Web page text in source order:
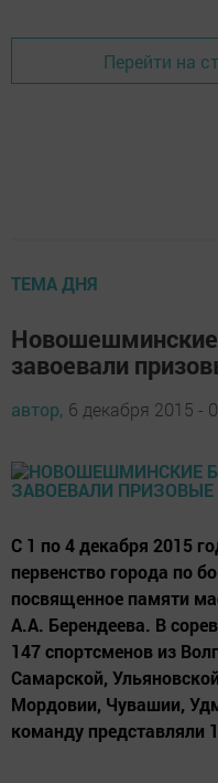
Перейти на
ТЕМА ДНЯ
Новошешминские
завоевали
автор, 6 декабря 2015 -
С 1 по 4 декабря 2015
первенство города по
посвященное памяти
А.А. Берендеева. В
147 спортсменов из
Самарской,
Мордовии, Чувашии,
команду представляли